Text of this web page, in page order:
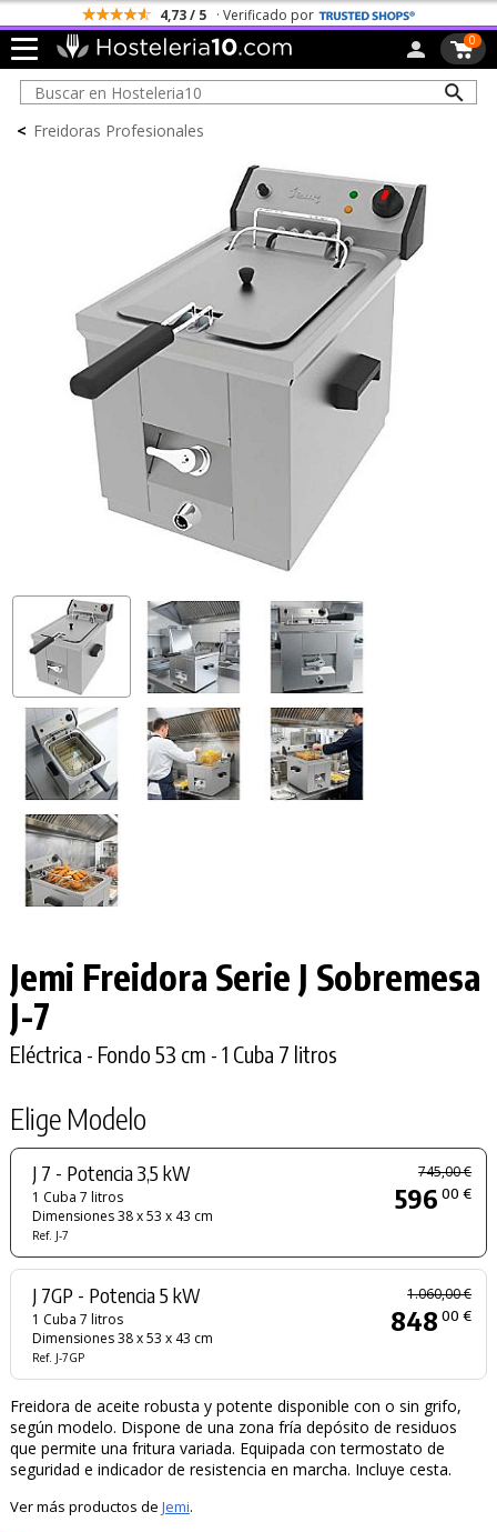
4,73 / 5 · Verificado por
0
< Freidoras Profesionales
Jemi Freidora Serie J Sobremesa
J-7
Eléctrica - Fondo 53 cm - 1 Cuba 7 litros
Elige Modelo
J 7 - Potencia 3,5 kW
1 Cuba 7 litros
Dimensiones 38 x 53 x 43 cm
Ref. J-7
745,00 €
596 00 €
J 7GP - Potencia 5 kW
1 Cuba 7 litros
Dimensiones 38 x 53 x 43 cm
Ref. J-7GP
1.060,00 €
848 00 €
Freidora de aceite robusta y potente disponible con o sin grifo,
según modelo. Dispone de una zona fría depósito de residuos
que permite una fritura variada. Equipada con termostato de
seguridad e indicador de resistencia en marcha. Incluye cesta.
Ver más productos de Jemi.